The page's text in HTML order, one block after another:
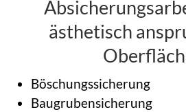
ästhetisch
Böschungssicherung
Baugrubensicherung